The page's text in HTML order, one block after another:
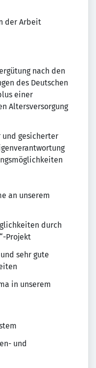
der Arbeit
nach den
des Deutschen
einer
Altersversorgung
gesicherter
an unserem
durch
Projekt
sehr gute
in unserem
und